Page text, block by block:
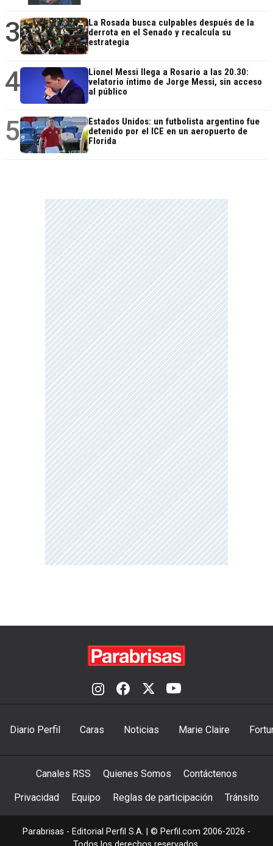
3
La Rosada busca culpables después de la
derrota en el Senado y recalcula su
estrategia
4
Lionel Messi llega a Rosario a las 20.30:
velatorio íntimo de Jorge Messi, sin acceso
al público
5
Estados Unidos: un futbolista argentino fue
detenido por el ICE en un aeropuerto de
Florida
Diario Perfil Caras Noticias Marie Claire
Canales RSS Quienes Somos Contáctenos
Privacidad Equipo Reglas de participación Tránsito
Parabrisas - Editorial Perfil S.A. | © Perfil.com 2006-2026 -